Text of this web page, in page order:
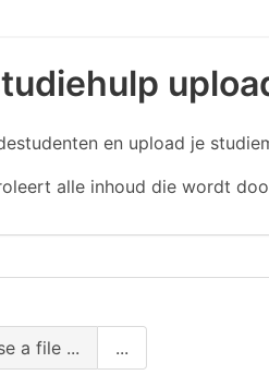
en upload je
alle inhoud die wordt
a file ...
...